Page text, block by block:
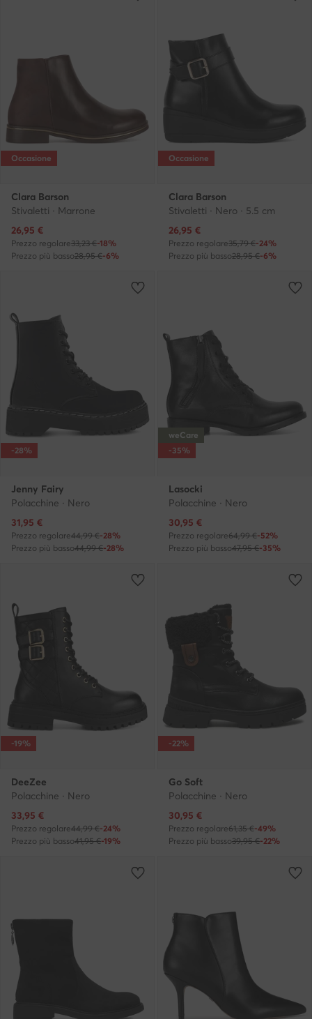
Occasione
Clara Barson
Stivaletti · Marrone
Prezzo attuale
26,95 €
Prezzo regolare33,23 €-18%
Prezzo più basso28,95 €-6%
Occasione
Clara Barson
Stivaletti · Nero · 5.5 cm
Prezzo attuale
26,95 €
Prezzo regolare35,79 €-24%
Prezzo più basso28,95 €-6%
-28%
Jenny Fairy
Polacchine · Nero
Prezzo attuale
31,95 €
Prezzo regolare44,99 €-28%
Prezzo più basso44,99 €-28%
weCare
-35%
Lasocki
Polacchine · Nero
Prezzo attuale
30,95 €
Prezzo regolare64,99 €-52%
Prezzo più basso47,95 €-35%
-19%
DeeZee
Polacchine · Nero
Prezzo attuale
33,95 €
Prezzo regolare44,99 €-24%
Prezzo più basso41,95 €-19%
-22%
Go Soft
Polacchine · Nero
Prezzo attuale
30,95 €
Prezzo regolare61,35 €-49%
Prezzo più basso39,95 €-22%